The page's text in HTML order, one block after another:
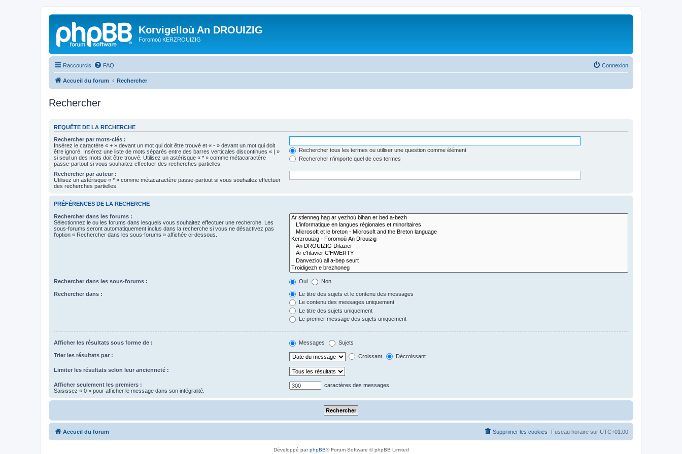
Korvigelloù An DROUIZIG
Foromoù KERZROUIZIG
Raccourcis FAQ Connexion
Accueil du forum Rechercher
Rechercher
REQUÊTE DE LA RECHERCHE
Rechercher par mots-clés :
Insérez le caractère « + » devant un mot qui doit être trouvé et « - » devant un mot qui doit
être ignoré. Insérez une liste de mots séparés entre des barres verticales discontinues « | »
si seul un des mots doit être trouvé. Utilisez un astérisque « * » comme métacaractère
passe-partout si vous souhaitez effectuer des recherches partielles.
Rechercher tous les termes ou utiliser une question comme élément
Rechercher n’importe quel de ces termes
Rechercher par auteur :
Utilisez un astérisque « * » comme métacaractère passe-partout si vous souhaitez effectuer
des recherches partielles.
PRÉFÉRENCES DE LA RECHERCHE
Rechercher dans les forums :
Sélectionnez le ou les forums dans lesquels vous souhaitez effectuer une recherche. Les
sous-forums seront automatiquement inclus dans la recherche si vous ne désactivez pas
l’option « Rechercher dans les sous-forums » affichée ci-dessous.
Rechercher dans les sous-forums : Oui Non
Rechercher dans :
Le titre des sujets et le contenu des messages
Le contenu des messages uniquement
Le titre des sujets uniquement
Le premier message des sujets uniquement
Afficher les résultats sous forme de : Messages Sujets
Trier les résultats par : Croissant Décroissant
Limiter les résultats selon leur ancienneté :
Afficher seulement les premiers :
Saisissez « 0 » pour afficher le message dans son intégralité.
caractères des messages
Accueil du forum Fuseau horaire sur UTC+01:00
Supprimer les cookies
Développé parphpBB® Forum Software © phpBB Limited